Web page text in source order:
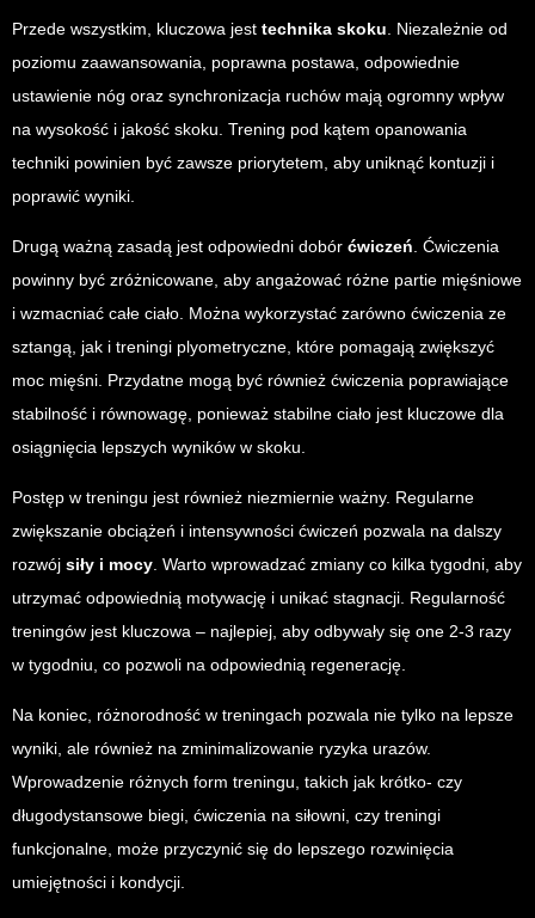
Przede wszystkim, kluczowa jest technika skoku . Niezależnie od
poziomu zaawansowania, poprawna postawa, odpowiednie
ustawienie nóg oraz synchronizacja ruchów mają ogromny wpływ
na wysokość i jakość skoku. Trening pod kątem opanowania
techniki powinien być zawsze priorytetem, aby uniknąć kontuzji i
poprawić wyniki.
Drugą ważną zasadą jest odpowiedni dobór ćwiczeń . Ćwiczenia
powinny być zróżnicowane, aby angażować różne partie mięśniowe
i wzmacniać całe ciało. Można wykorzystać zarówno ćwiczenia ze
sztangą, jak i treningi plyometryczne, które pomagają zwiększyć
moc mięśni. Przydatne mogą być również ćwiczenia poprawiające
stabilność i równowagę, ponieważ stabilne ciało jest kluczowe dla
osiągnięcia lepszych wyników w skoku.
Postęp w treningu jest również niezmiernie ważny. Regularne
zwiększanie obciążeń i intensywności ćwiczeń pozwala na dalszy
rozwój siły i mocy . Warto wprowadzać zmiany co kilka tygodni, aby
utrzymać odpowiednią motywację i unikać stagnacji. Regularność
treningów jest kluczowa – najlepiej, aby odbywały się one 2-3 razy
w tygodniu, co pozwoli na odpowiednią regenerację.
Na koniec, różnorodność w treningach pozwala nie tylko na lepsze
wyniki, ale również na zminimalizowanie ryzyka urazów.
Wprowadzenie różnych form treningu, takich jak krótko- czy
długodystansowe biegi, ćwiczenia na siłowni, czy treningi
funkcjonalne, może przyczynić się do lepszego rozwinięcia
umiejętności i kondycji.